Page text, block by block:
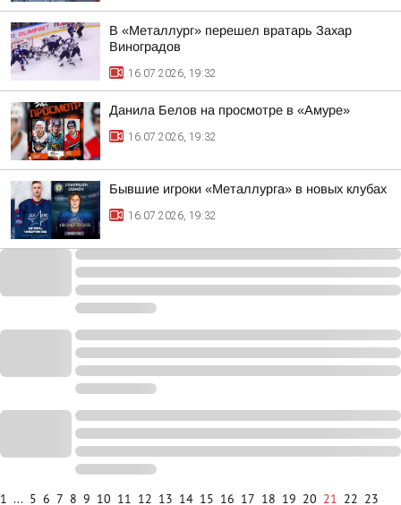
В «Металлург» перешел вратарь Захар
Виноградов
16.07.2026, 19:32
Данила Белов на просмотре в «Амуре»
16.07.2026, 19:32
Бывшие игроки «Металлурга» в новых клубах
16.07.2026, 19:32
1 ... 5 6 7 8 9 10 11 12 13 14 15 16 17 18 19 20 21 22 23